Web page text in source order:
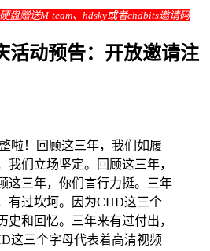
盘赠送M-team、hdsky或者chdbits邀请码
活动预告：开放邀请注
啦！回顾这三年，我们如履
我们立场坚定。回顾这三年，
这三年，你们言行力挺。三年
有过坎坷。因为CHD这三个
史和回忆。三年来有过付出，
这三个字母代表着高清视频